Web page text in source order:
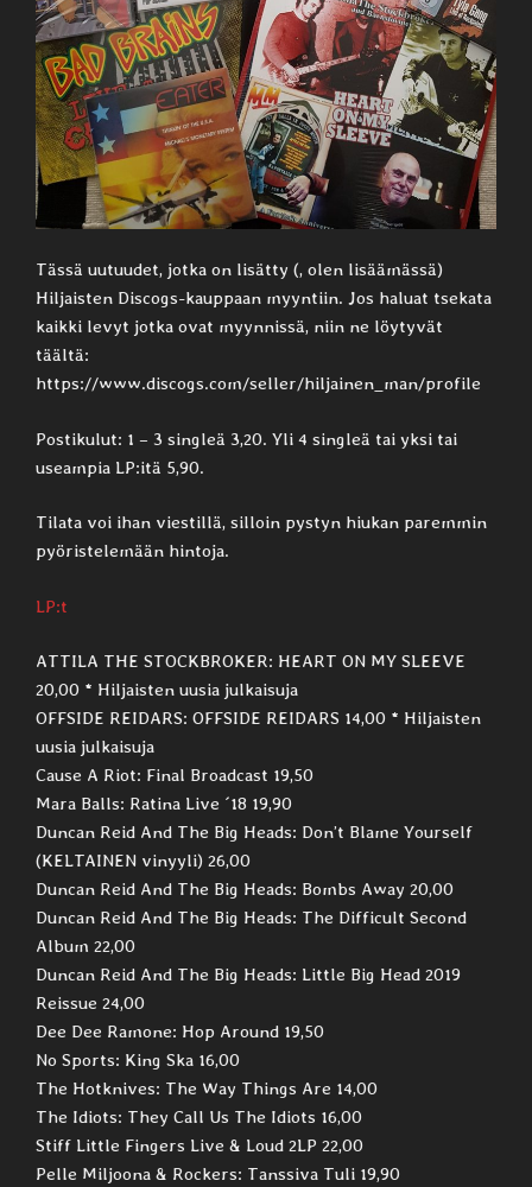
Tässä uutuudet, jotka on lisätty (, olen lisäämässä)
Hiljaisten Discogs-kauppaan myyntiin. Jos haluat tsekata
kaikki levyt jotka ovat myynnissä, niin ne löytyvät
täältä:
https://www.discogs.com/seller/hiljainen_man/profile
Postikulut: 1 – 3 singleä 3,20. Yli 4 singleä tai yksi tai
useampia LP:itä 5,90.
Tilata voi ihan viestillä, silloin pystyn hiukan paremmin
pyöristelemään hintoja.
LP:t
ATTILA THE STOCKBROKER: HEART ON MY SLEEVE
20,00 * Hiljaisten uusia julkaisuja
OFFSIDE REIDARS: OFFSIDE REIDARS 14,00 * Hiljaisten
uusia julkaisuja
Cause A Riot: Final Broadcast 19,50
Mara Balls: Ratina Live ´18 19,90
Duncan Reid And The Big Heads: Don’t Blame Yourself
(KELTAINEN vinyyli) 26,00
Duncan Reid And The Big Heads: Bombs Away 20,00
Duncan Reid And The Big Heads: The Difficult Second
Album 22,00
Duncan Reid And The Big Heads: Little Big Head 2019
Reissue 24,00
Dee Dee Ramone: Hop Around 19,50
No Sports: King Ska 16,00
The Hotknives: The Way Things Are 14,00
The Idiots: They Call Us The Idiots 16,00
Stiff Little Fingers Live & Loud 2LP 22,00
Pelle Miljoona & Rockers: Tanssiva Tuli 19,90